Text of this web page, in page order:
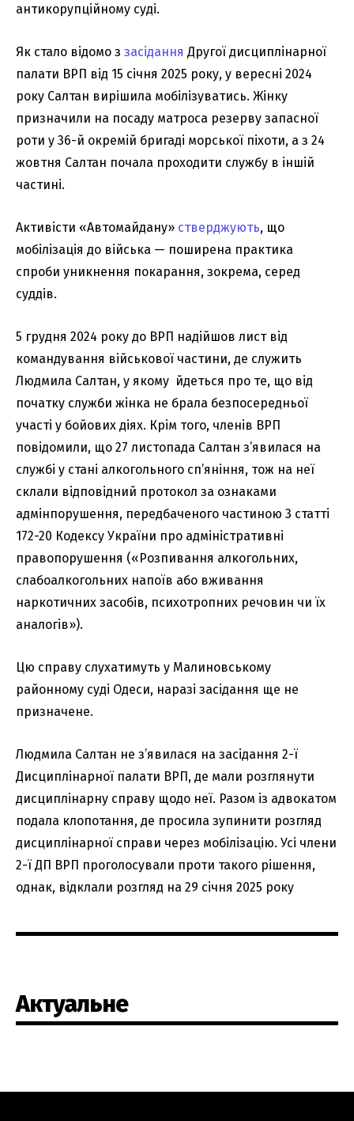
антикорупційному суді.
Як стало відомо з засідання Другої дисциплінарної
палати ВРП від 15 січня 2025 року, у вересні 2024
року Салтан вирішила мобілізуватись. Жінку
призначили на посаду матроса резерву запасної
роти у 36-й окремій бригаді морської піхоти, а з 24
жовтня Салтан почала проходити службу в іншій
частині.
Активісти «Автомайдану» стверджують, що
мобілізація до війська — поширена практика
спроби уникнення покарання, зокрема, серед
суддів.
5 грудня 2024 року до ВРП надійшов лист від
командування військової частини, де служить
Людмила Салтан, у якому йдеться про те, що від
початку служби жінка не брала безпосередньої
участі у бойових діях. Крім того, членів ВРП
повідомили, що 27 листопада Салтан з’явилася на
службі у стані алкогольного сп’яніння, тож на неї
склали відповідний протокол за ознаками
адмінпорушення, передбаченого частиною 3 статті
172-20 Кодексу України про адміністративні
правопорушення («Розпивання алкогольних,
слабоалкогольних напоїв або вживання
наркотичних засобів, психотропних речовин чи їх
аналогів»).
Цю справу слухатимуть у Малиновському
районному суді Одеси, наразі засідання ще не
призначене.
Людмила Салтан не з’явилася на засідання 2-ї
Дисциплінарної палати ВРП, де мали розглянути
дисциплінарну справу щодо неї. Разом із адвокатом
подала клопотання, де просила зупинити розгляд
дисциплінарної справи через мобілізацію. Усі члени
2-ї ДП ВРП проголосували проти такого рішення,
однак, відклали розгляд на 29 січня 2025 року
Актуальне